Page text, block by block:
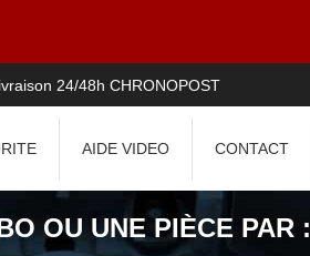
24/48h CHRONOPOST
AIDE VIDEO CONTACT
OU UNE PIÈCE PAR :